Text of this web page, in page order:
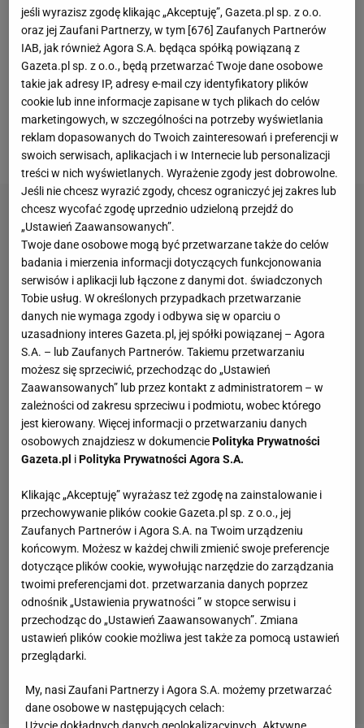
zawodników na boisku był Przemysław Frankowski.
Polakowi nie przeszkadza w grze ani złamany nos,
ani maska na twarzy, co udowodnił w trakcie
sobotniego meczu. 27-latek miał udział przy
trafieniu Mediny. Pomocnik dośrodkował piłkę z
rzutu wolnego do Kevina Danso, a ten precyzyjnie
dograł ją do Argentyńczyka.
jeśli wyrazisz zgodę klikając „Akceptuję”, Gazeta.pl sp. z o.o.
oraz jej Zaufani Partnerzy, w tym [676] Zaufanych Partnerów
IAB, jak również Agora S.A. będąca spółką powiązaną z
Gazeta.pl sp. z o.o., będą przetwarzać Twoje dane osobowe
takie jak adresy IP, adresy e-mail czy identyfikatory plików
cookie lub inne informacje zapisane w tych plikach do celów
marketingowych, w szczególności na potrzeby wyświetlania
reklam dopasowanych do Twoich zainteresowań i preferencji w
swoich serwisach, aplikacjach i w Internecie lub personalizacji
treści w nich wyświetlanych. Wyrażenie zgody jest dobrowolne.
Jeśli nie chcesz wyrazić zgody, chcesz ograniczyć jej zakres lub
chcesz wycofać zgodę uprzednio udzieloną przejdź do
„Ustawień Zaawansowanych”.
Twoje dane osobowe mogą być przetwarzane także do celów
badania i mierzenia informacji dotyczących funkcjonowania
serwisów i aplikacji lub łączone z danymi dot. świadczonych
Tobie usług. W określonych przypadkach przetwarzanie
danych nie wymaga zgody i odbywa się w oparciu o
uzasadniony interes Gazeta.pl, jej spółki powiązanej – Agora
S.A. – lub Zaufanych Partnerów. Takiemu przetwarzaniu
możesz się sprzeciwić, przechodząc do „Ustawień
Zaawansowanych” lub przez kontakt z administratorem – w
zależności od zakresu sprzeciwu i podmiotu, wobec którego
jest kierowany. Więcej informacji o przetwarzaniu danych
osobowych znajdziesz w dokumenciePolityka Prywatności
Gazeta.pl iPolityka Prywatności Agora S.A.
Klikając „Akceptuję” wyrażasz też zgodę na zainstalowanie i
przechowywanie plików cookie Gazeta.pl sp. z o.o., jej
Zaufanych Partnerów i Agora S.A. na Twoim urządzeniu
końcowym. Możesz w każdej chwili zmienić swoje preferencje
dotyczące plików cookie, wywołując narzędzie do zarządzania
twoimi preferencjami dot. przetwarzania danych poprzez
odnośnik „Ustawienia prywatności ” w stopce serwisu i
przechodząc do „Ustawień Zaawansowanych”. Zmiana
ustawień plików cookie możliwa jest także za pomocą ustawień
przeglądarki.
My, nasi Zaufani Partnerzy i Agora S.A. możemy przetwarzać
dane osobowe w następujących celach: